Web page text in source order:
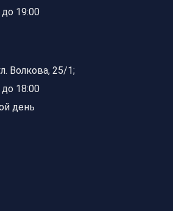
19:00
Волкова, 25/1;
18:00
день